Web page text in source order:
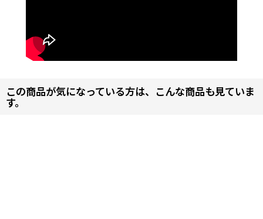
この商品が気になっている方は、こんな商品も見ていま
す。